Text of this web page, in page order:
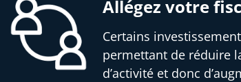
Allégez votre
Certains
permettant de réduire
d’activité et donc